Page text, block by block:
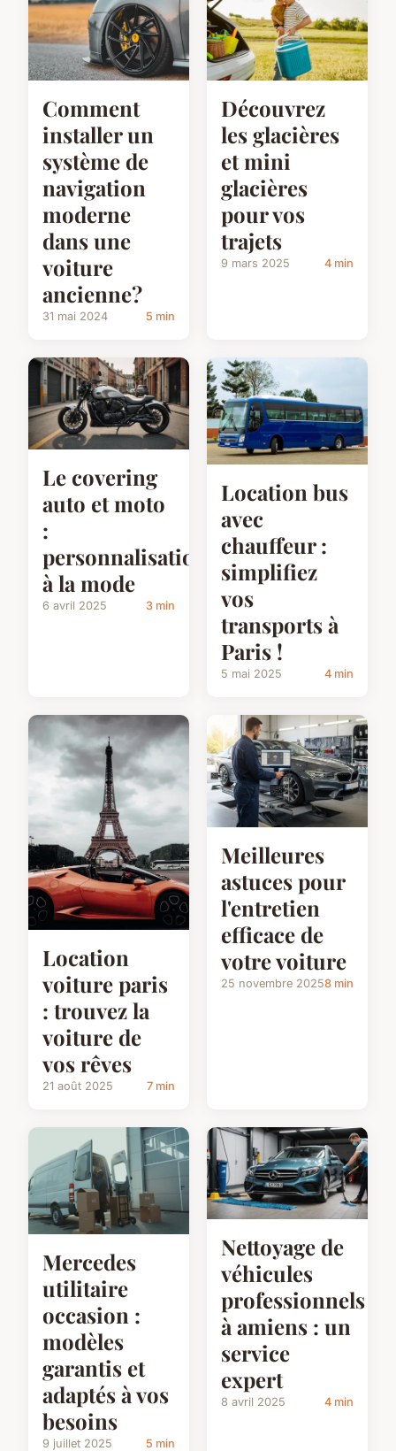
Comment
installer un
système de
navigation
moderne
dans une
voiture
ancienne?
31 mai 2024 5 min
Découvrez
les glacières
et mini
glacières
pour vos
trajets
9 mars 2025 4 min
Le covering
auto et moto
:
personnalisation
à la mode
6 avril 2025 3 min
Location bus
avec
chauffeur :
simplifiez
vos
transports à
Paris !
5 mai 2025 4 min
Location
voiture paris
: trouvez la
voiture de
vos rêves
21 août 2025 7 min
Meilleures
astuces pour
l'entretien
efficace de
votre voiture
25 novembre 20258 min
Mercedes
utilitaire
occasion :
modèles
garantis et
adaptés à vos
besoins
9 juillet 2025 5 min
Nettoyage de
véhicules
professionnels
à amiens : un
service
expert
8 avril 2025 4 min